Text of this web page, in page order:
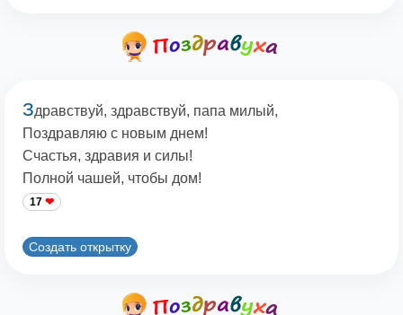
Здравствуй, здравствуй, папа милый,
Поздравляю с новым днем!
Счастья, здравия и силы!
Полной чашей, чтобы дом!
17
Создать открытку